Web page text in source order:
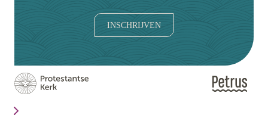
INSCHRIJVEN